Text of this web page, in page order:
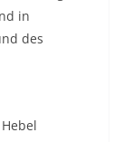
in
des